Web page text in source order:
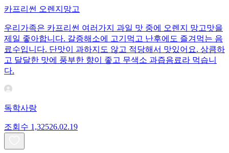
카프리썬 오렌지망고
우리가족은 카프리썬 여러가지 과일 맛 중에 오렌지 망고맛을
제일 좋아합니다. 갈증해소에 고기먹고 난후에도 즐겨먹는 음
료수입니다. 단맛이 과하지도 않고 적당해서 맛있어요. 상큼하
고 달달한 맛에 풍부한 향이 좋고 무색소 과즙음료라 먹습니
다.
독학사랑
조회수 1,32526.02.19